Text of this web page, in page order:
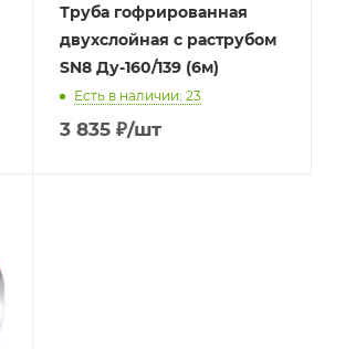
Труба гофрированная
двухслойная с раструбом
SN8 Ду-160/139 (6м)
Есть в наличии: 23
3 835 ₽/шт